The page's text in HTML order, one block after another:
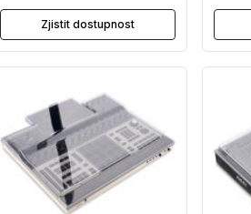
Zjistit dostupnost